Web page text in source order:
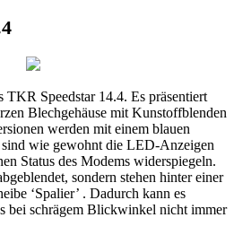
TKR Speedstar 14.4. Es präsentiert
Blechgehäuse mit Kunstoffblenden
werden mit einem blauen
sind wie gewohnt die LED-Anzeigen
Status des Modems widerspiegeln.
sondern stehen hinter einer
‘Spalier’ . Dadurch kann es
bei schrägem Blickwinkel nicht immer